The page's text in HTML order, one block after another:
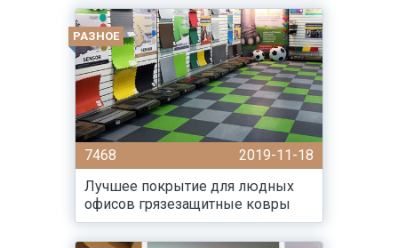
РАЗНОЕ
7468
2019-11-18
Лучшее покрытие для людных
офисов грязезащитные ковры